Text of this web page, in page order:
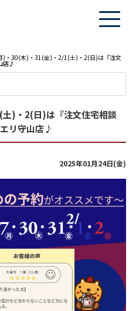
)・30(木)・31(金)・2/1(土)・2(日)は『注文
店♪
)・2(日)は『注文住宅相談
リ守山店♪
2025年01月24日(金)